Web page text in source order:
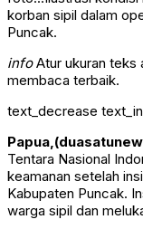
korban sipil dalam
Puncak.
infoAtur ukuran teks
membaca terbaik.
text_decrease
Tentara Nasional
keamanan setelah
Kabupaten Puncak.
warga sipil dan